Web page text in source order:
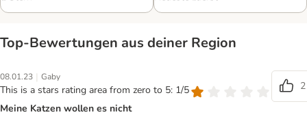
Top‑Bewertungen aus deiner Region
08.01.23 | Gaby
This is a stars rating area from zero to 5: 1/5
2
Meine Katzen wollen es nicht